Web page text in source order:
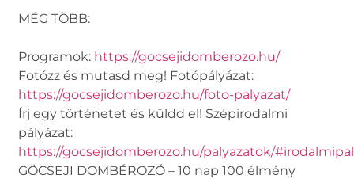
MÉG TÖBB:
Programok: https://gocsejidomberozo.hu/
Fotózz és mutasd meg! Fotópályázat:
https://gocsejidomberozo.hu/foto-palyazat/
Írj egy történetet és küldd el! Szépirodalmi
pályázat:
https://gocsejidomberozo.hu/palyazatok/
GÖCSEJI DOMBÉROZÓ – 10 nap 100 élmény